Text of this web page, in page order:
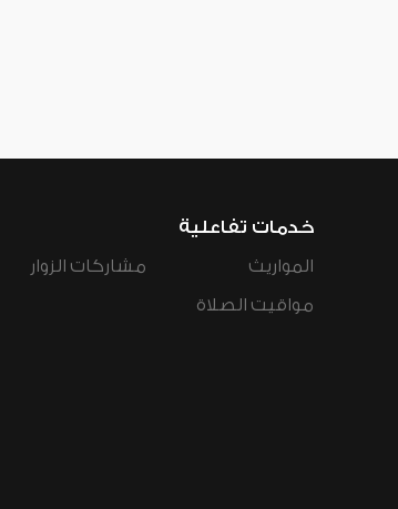
خدمات تفاعلية
المواريث
مواقيت الصلاة
مشاركات الزوار